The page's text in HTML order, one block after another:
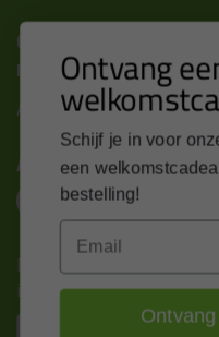
Contact
Kitcentrum B.V.
Alle contactgegevens >
Altijd op de hoogte
Nieuws, tips en
inbox
Email
Ontvang
Schijf je in voor
een
bestelling!